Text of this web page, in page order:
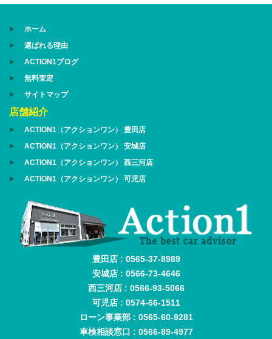
ホーム
選ばれる理由
ACTION1ブログ
無料査定
サイトマップ
店舗紹介
ACTION1（アクションワン） 豊田店
ACTION1（アクションワン） 安城店
ACTION1（アクションワン） 西三河店
ACTION1（アクションワン） 可児店
豊田店 : 0565-37-8989
安城店 : 0566-73-4646
西三河店 : 0566-93-5066
可児店 : 0574-66-1511
ローン事業部 : 0565-60-9281
車検相談窓口 : 0566-89-4977